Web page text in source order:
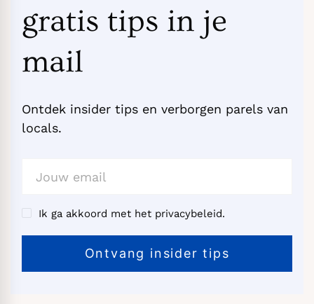
gratis tips in je
mail
Ontdek insider tips en verborgen parels van
locals.
Ik ga akkoord met het privacybeleid.